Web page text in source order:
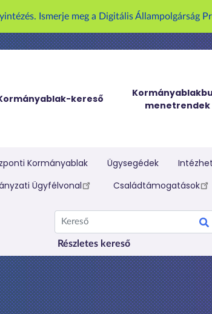
r
t
a
o
r
a
Ismerje meg a Digitális Állampolgárság
kereső
menetrendek
Kormányablak Ügysegédek
Ügyfélvonal Családtámogatások
Kereső
Részletes kereső